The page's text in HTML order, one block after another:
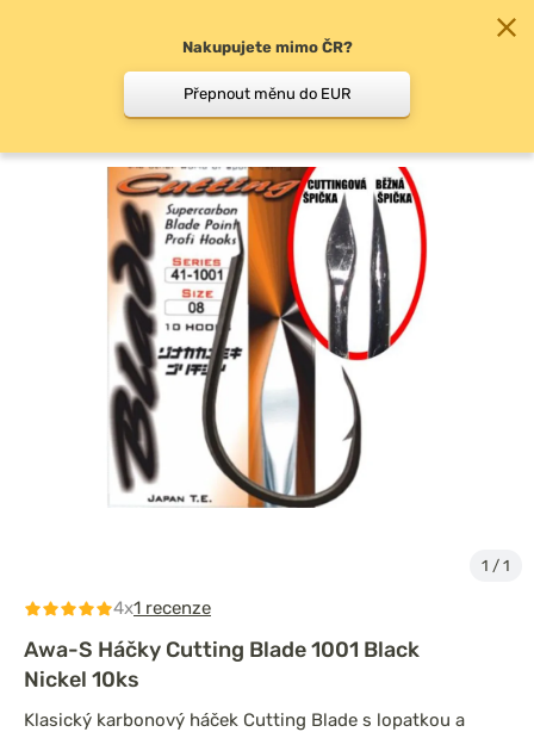
Háčky s lopatkou
1 / 1
4x1 recenze
Awa-S Háčky Cutting Blade 1001 Black
Nickel 10ks
Klasický karbonový háček Cutting Blade s lopatkou a
Nakupujete mimo ČR?
Přepnout měnu do EUR